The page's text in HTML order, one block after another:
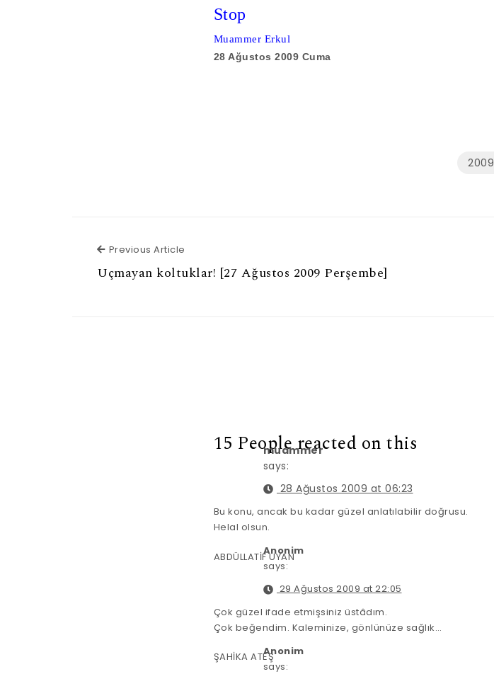
Stop
Muammer Erkul
28 Ağustos 2009 Cuma
2009
Previous Article
Uçmayan koltuklar! [27 Ağustos 2009 Perşembe]
15 People reacted on this
muammer
says:
28 Ağustos 2009 at 06:23
Bu konu, ancak bu kadar güzel anlatılabilir doğrusu.
Helal olsun.
ABDÜLLATİF UYAN
Anonim
says:
29 Ağustos 2009 at 22:05
Çok güzel ifade etmişsiniz üstâdım.
Çok beğendim. Kaleminize, gönlünüze sağlık…
ŞAHİKA ATEŞAnonim
says: